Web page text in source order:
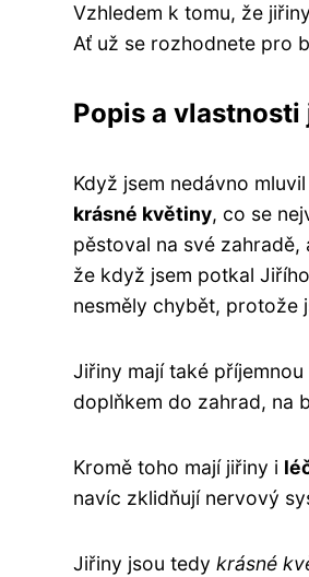
Vzhledem k tomu, že
Ať už se rozhodnete pro
Popis a vlastnosti
Když jsem nedávno
krásné květiny, co se
pěstoval na své
že když jsem potkal
nesměly chybět, protože
Jiřiny mají také
doplňkem do zahrad, na
Kromě toho mají jiřiny i
navíc zklidňují nervový
Jiřiny jsou tedy krásné